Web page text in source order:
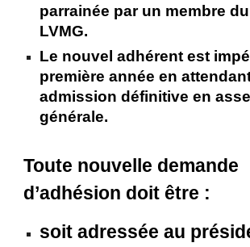
parrainée par un membre
LVMG.
Le nouvel adhérent est
première année en
admission définitive en
générale.
Toute nouvelle demande
d’adhésion doit être :
soit adressée au